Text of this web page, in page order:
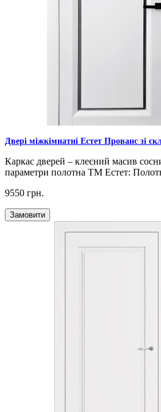
Двері міжкімнатні Естет Прованс зі
Каркас дверей – клеєний масив
параметри полотна ТМ Естет:
9550 грн.
Замовити